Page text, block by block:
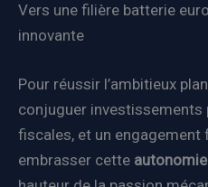
Vers une filière batterie
innovante
Pour réussir l’ambitieux
conjuguer investissements
fiscales, et un
embrasser cette